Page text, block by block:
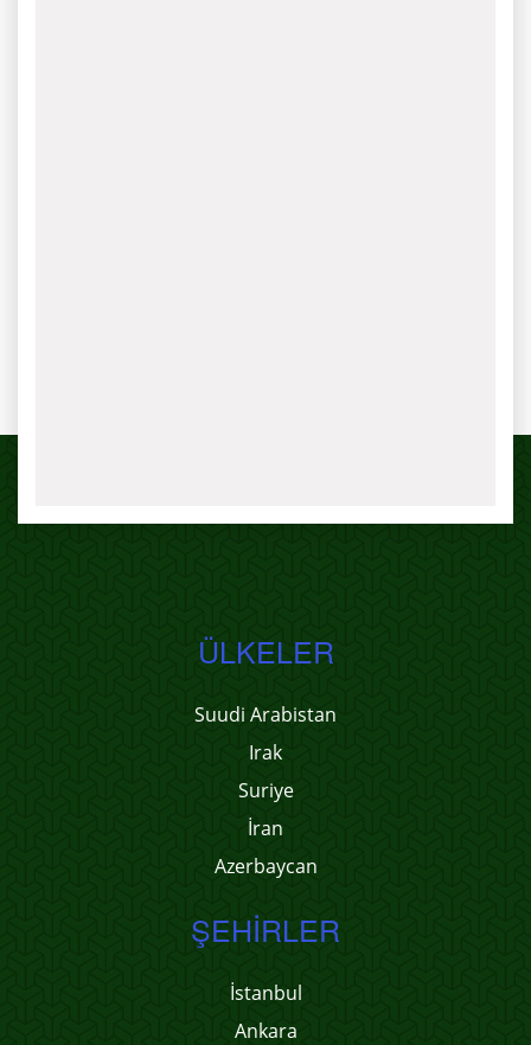
ÜLKELER
Suudi Arabistan
Irak
Suriye
İran
Azerbaycan
ŞEHIRLER
İstanbul
Ankara